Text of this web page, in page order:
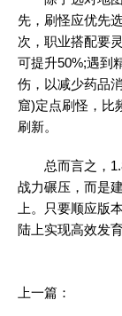
先，刷怪应优先
次，职业搭配要
可提升50%;遇到
伤，以减少药品
窟)定点刷怪，比
刷新。
总而言之，
战力碾压，而是
上。只要顺应版
陆上实现高效发育
上一篇：